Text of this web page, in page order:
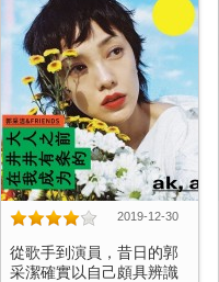
2019-12-30
從歌手到演員，昔日的郭
采潔確實以自己頗具辨識